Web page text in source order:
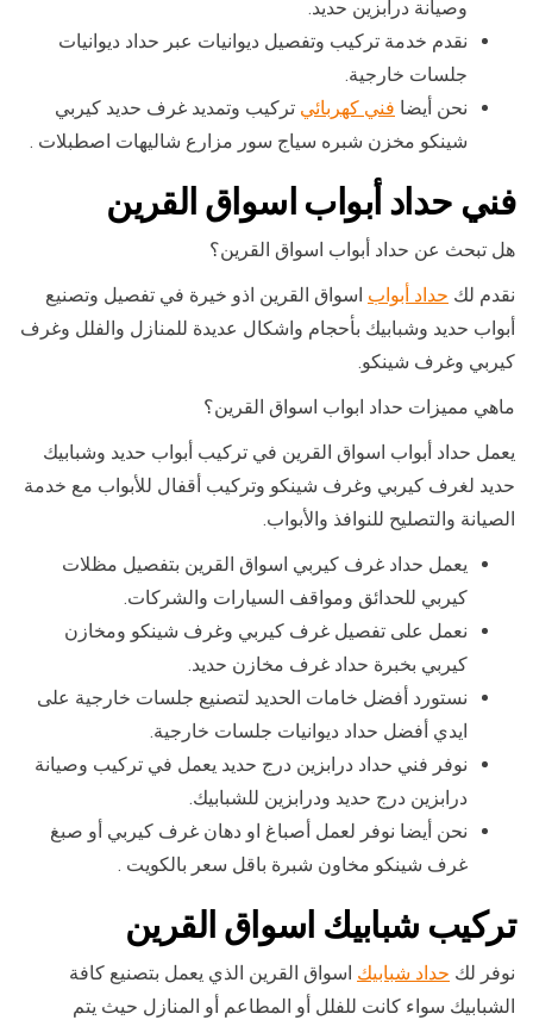
وصيانة درابزين حديد.
نقدم خدمة تركيب وتفصيل ديوانيات عبر حداد ديوانيات
جلسات خارجية.
نحن أيضا فني كهربائي تركيب وتمديد غرف حديد كيربي
شينكو مخزن شبره سياج سور مزارع شاليهات اصطبلات .
فني حداد أبواب اسواق القرين
هل تبحث عن حداد أبواب اسواق القرين؟
نقدم لك حداد أبواب اسواق القرين اذو خيرة في تفصيل وتصنيع
أبواب حديد وشبابيك بأحجام واشكال عديدة للمنازل والفلل وغرف
كيربي وغرف شينكو.
ماهي مميزات حداد ابواب اسواق القرين؟
يعمل حداد أبواب اسواق القرين في تركيب أبواب حديد وشبابيك
حديد لغرف كيربي وغرف شينكو وتركيب أقفال للأبواب مع خدمة
الصيانة والتصليح للنوافذ والأبواب.
يعمل حداد غرف كيربي اسواق القرين بتفصيل مظلات
كيربي للحدائق ومواقف السيارات والشركات.
نعمل على تفصيل غرف كيربي وغرف شينكو ومخازن
كيربي بخبرة حداد غرف مخازن حديد.
نستورد أفضل خامات الحديد لتصنيع جلسات خارجية على
ايدي أفضل حداد ديوانيات جلسات خارجية.
نوفر فني حداد درابزين درج حديد يعمل في تركيب وصيانة
درابزين درج حديد ودرابزين للشبابيك.
نحن أيضا نوفر لعمل أصباغ او دهان غرف كيربي أو صبغ
غرف شينكو مخاون شبرة باقل سعر بالكويت .
تركيب شبابيك اسواق القرين
نوفر لك حداد شبابيك اسواق القرين الذي يعمل بتصنيع كافة
الشبابيك سواء كانت للفلل أو المطاعم أو المنازل حيث يتم